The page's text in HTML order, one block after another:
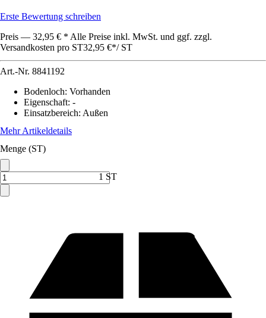
Erste Bewertung schreiben
Preis — 32,95 € * Alle Preise inkl. MwSt. und ggf. zzgl.
Versandkosten pro ST32,95 €*/ ST
Art.-Nr. 8841192
Bodenloch: Vorhanden
Eigenschaft: -
Einsatzbereich: Außen
Mehr Artikeldetails
Menge (ST)
1 ST